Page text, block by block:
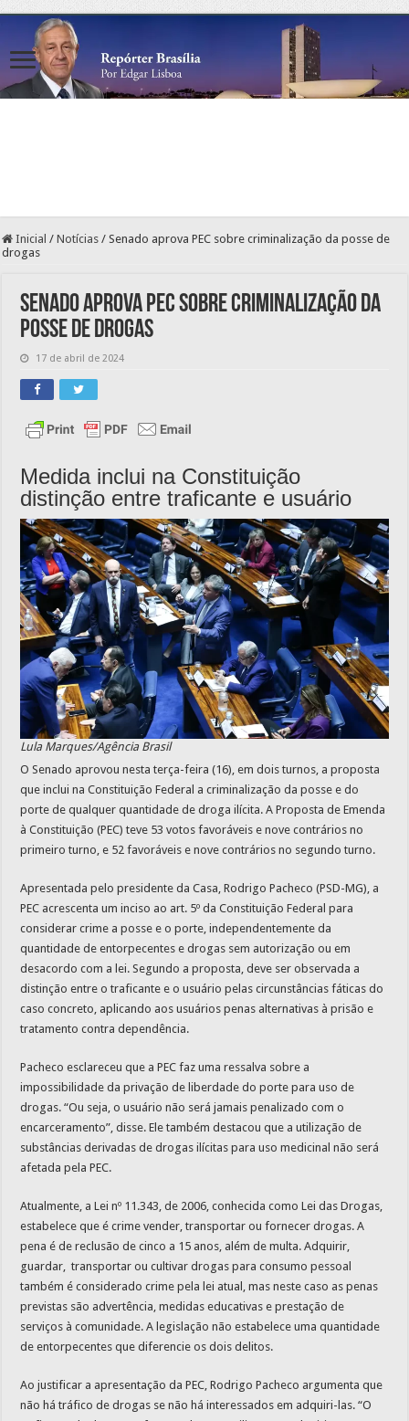
Inicial / Notícias / Senado aprova PEC sobre criminalização da posse de
drogas
Senado aprova PEC sobre criminalização da
posse de drogas
17 de abril de 2024
Medida inclui na Constituição
distinção entre traficante e usuário
Lula Marques/Agência Brasil
O Senado aprovou nesta terça-feira (16), em dois turnos, a proposta
que inclui na Constituição Federal a criminalização da posse e do
porte de qualquer quantidade de droga ilícita. A Proposta de Emenda
à Constituição (PEC) teve 53 votos favoráveis e nove contrários no
primeiro turno, e 52 favoráveis e nove contrários no segundo turno.
Apresentada pelo presidente da Casa, Rodrigo Pacheco (PSD-MG), a
PEC acrescenta um inciso ao art. 5º da Constituição Federal para
considerar crime a posse e o porte, independentemente da
quantidade de entorpecentes e drogas sem autorização ou em
desacordo com a lei. Segundo a proposta, deve ser observada a
distinção entre o traficante e o usuário pelas circunstâncias fáticas do
caso concreto, aplicando aos usuários penas alternativas à prisão e
tratamento contra dependência.
Pacheco esclareceu que a PEC faz uma ressalva sobre a
impossibilidade da privação de liberdade do porte para uso de
drogas. “Ou seja, o usuário não será jamais penalizado com o
encarceramento”, disse. Ele também destacou que a utilização de
substâncias derivadas de drogas ilícitas para uso medicinal não será
afetada pela PEC.
Atualmente, a Lei nº 11.343, de 2006, conhecida como Lei das Drogas,
estabelece que é crime vender, transportar ou fornecer drogas. A
pena é de reclusão de cinco a 15 anos, além de multa. Adquirir,
guardar, transportar ou cultivar drogas para consumo pessoal
também é considerado crime pela lei atual, mas neste caso as penas
previstas são advertência, medidas educativas e prestação de
serviços à comunidade. A legislação não estabelece uma quantidade
de entorpecentes que diferencie os dois delitos.
Ao justificar a apresentação da PEC, Rodrigo Pacheco argumenta que
não há tráfico de drogas se não há interessados em adquiri-las. “O